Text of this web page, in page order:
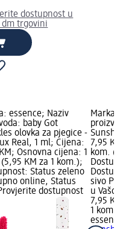
dostupnost u
dm trgovini
essence; Naziv
baby Got
olovka za pjegice -
Real, 1 ml; Cijena:
Osnovna cijena: 1
KM za 1 kom.);
Status zeleno
online, Status
dostupnost
Marka:
7,95
kom.
sivo
u Vašoj
7,95 KM
1 kom.
essence